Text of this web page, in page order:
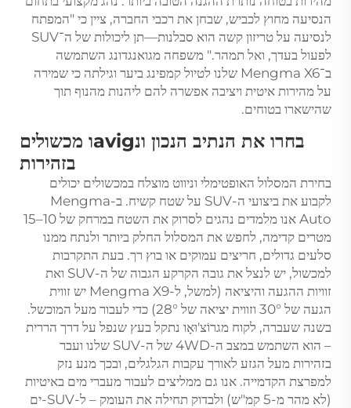
הנסיעה מחוץ לכביש, שבחן את רכבי החברה, ציין כי "המפתח
לנסיעה על טריזון קשה הוא סבלנות—תן ליכולות של ה־SUV
לפעול בעדך, ואל תמהר." משפחה מגואנגדונג השתמשה
ב־Mengma X6 שלנו לטיול קמפינג ביער וגילתה כי שמירה
על מהירות איטית ויציבה אפשרה להם ליהנות מהנוף תוך
שהישארו בטוחים.
בחרו את הנתיב הנכון ונavigו מכשולים
בזהירות
בחירת המסלול האופטימלי וניווט מוצלח במכשולים יכולים
לקבוע את ביצועי ה-SUV על שטח קשיח. ב-Mengma
Auto אנו מלמדים נהגים לסרוק את השטח במרחק של 10–15
מטרים קדימה, לחפש את המסלול החלק ביותר ולנתח ממנו
סלעים גדולים, חריצים עמוקים או בוץ רך. בעת התקרבות
למכשול, יש לנצל את גובה הקרקע הגבוה של ה-SUV ואת
זוויות ההגעה והיציאה (למשל, ל-Mengma X9 יש זווית
הגעה של 30° וזווית יציאה של 28°) כדי לעבור מעל המוכשל.
בשנה שעברה, לקוח מגרוֹצ'וּאָו נתקל בעץ שנפל על דרך הררית
– הוא השתמש במצב ה-4WD של ה-SUV שלנו ועבר
בזהירות מעל הגזע לאורך עקבות הגלגלים, ובכך מנע נזק
למפרצת הקדמייה. אנו גם ממליצים לעבור מעברי מים באיטיות
(לא מהר מ-5 קמ"ש) ולבדוק תחילה את העומק – ל-SUV-ים